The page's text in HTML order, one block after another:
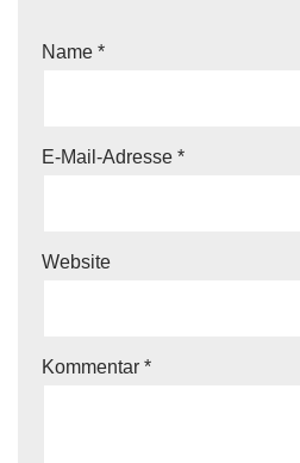
Name *
E-Mail-Adresse *
Website
Kommentar *